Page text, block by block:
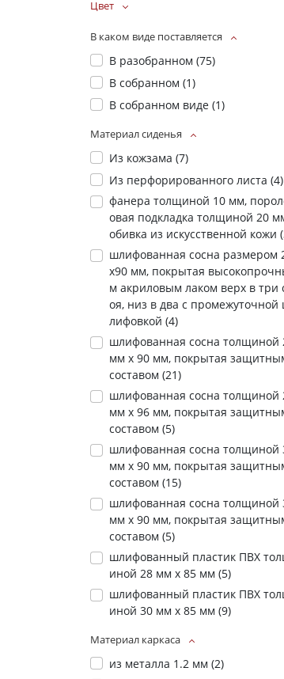
Цвет
В каком виде поставляется
В разобранном (75)
В собранном (1)
В собранном виде (1)
Материал сиденья
Из кожзама (7)
Из перфорированного листа (4)
фанера толщиной 10 мм,
овая подкладка толщиной 20
обивка из искусственной кожи (
шлифованная сосна размером
х90 мм, покрытая
м акриловым лаком верх в три
оя, низ в два с промежуточной
лифовкой (4)
шлифованная сосна толщиной
мм х 90 мм, покрытая
составом (21)
шлифованная сосна толщиной
мм х 96 мм, покрытая
составом (5)
шлифованная сосна толщиной
мм х 90 мм, покрытая
составом (15)
шлифованная сосна толщиной
мм х 90 мм, покрытая
составом (5)
шлифованный пластик ПВХ
иной 28 мм х 85 мм (5)
шлифованный пластик ПВХ
иной 30 мм х 85 мм (9)
Материал каркаса
из металла 1.2 мм (2)